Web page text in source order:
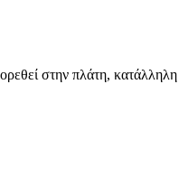
στην πλάτη, κατάλληλη